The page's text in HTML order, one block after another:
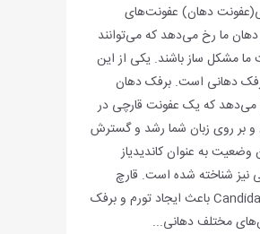
دهان) عفونت‌های
ما رخ می‌دهد که می‌توانند
ما مشکل ساز باشند. یکی از این
دهانی است. برفک دهان
می‌دهد که یک عفونت قارچی در
بر روی زبان شما رشد و گسترش
وضعیت به عنوان کاندیدیاز
نیز شناخته شده است. قارچ
Candida Albicans باعث ایجاد تورم و برفک
مختلف دهانی...